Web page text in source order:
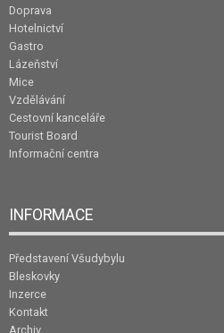
Doprava
Hotelnictví
Gastro
Lázeňství
Mice
Vzdělávání
Cestovní kanceláře
Tourist Board
Informační centra
INFORMACE
Představení Všudybylu
Bleskovky
Inzerce
Kontakt
Archiv